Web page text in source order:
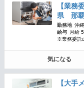
【業務
県 那覇
勤務地 沖
給与
月給
※業務委託
気になる
【大手